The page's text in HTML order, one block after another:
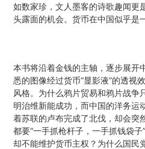
如数家珍，文人墨客的诗歌趣闻更
头露面的机会。货币在中国似乎是
本书将沿着金钱的主轴，逐步展开
悉的图像经过货币“显影液”的透视
风格。为什么鸦片贸易和鸦片战争
明治维新能成功，而中国的洋务运
着苏联的卢布完成了北伐，却会突
都要“一手抓枪杆子，一手抓钱袋
却不能维护货币主权？为什么国民